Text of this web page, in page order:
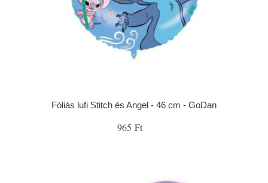
Fóliás lufi Stitch és Angel - 46 cm - GoDan
965 Ft